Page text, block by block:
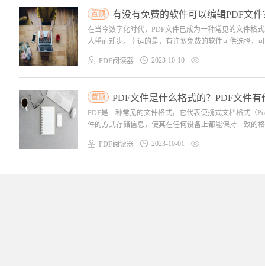
置顶 有没有免费的软件可以编辑PDF文
在当今数字化时代，PDF文件已成为一种常见的文件格
人望而却步。幸运的是，有许多免费的软件可供选择，
PDF阅读器 2023-10-10
置顶 PDF文件是什么格式的？PDF文件有
PDF是一种常见的文件格式，它代表便携式文档格式（
件的方式存储信息，使其在任何设备上都能保持一致的
PDF阅读器 2023-10-01